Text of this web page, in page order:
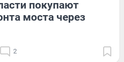
покупают
моста через
2